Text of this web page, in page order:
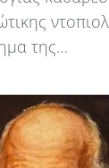
της…